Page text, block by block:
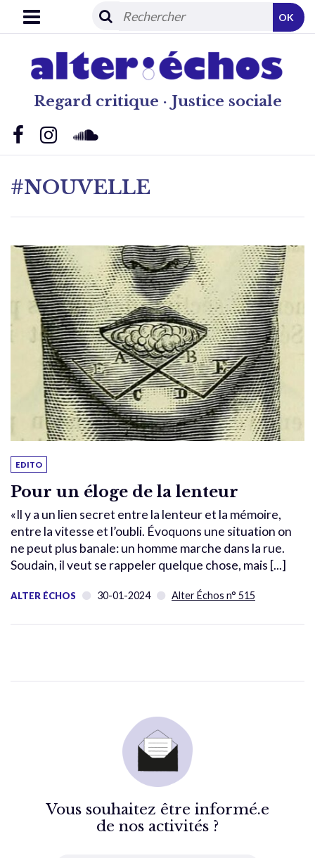
Regard critique · Justice sociale
OK
#NOUVELLE
EDITO
Pour un éloge de la lenteur
«Il y a un lien secret entre la lenteur et la mémoire,
entre la vitesse et l’oubli. Évoquons une situation on
ne peut plus banale: un homme marche dans la rue.
Soudain, il veut se rappeler quelque chose, mais [...]
ALTER ÉCHOS 30-01-2024 Alter Échos n° 515
Vous souhaitez être informé.e
de nos activités ?